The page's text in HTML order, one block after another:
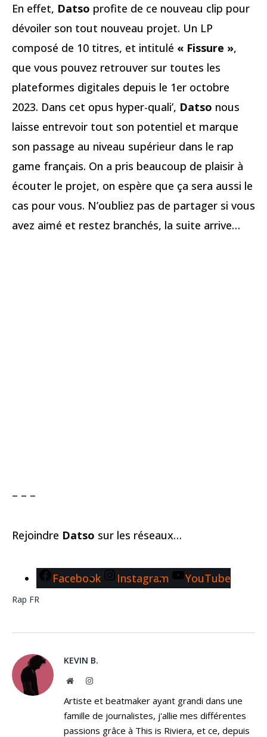
En effet, Datso profite de ce nouveau clip pour
dévoiler son tout nouveau projet. Un LP
composé de 10 titres, et intitulé « Fissure »,
que vous pouvez retrouver sur toutes les
plateformes digitales depuis le 1er octobre
2023. Dans cet opus hyper-quali’, Datso nous
laisse entrevoir tout son potentiel et marque
son passage au niveau supérieur dans le rap
game français. On a pris beaucoup de plaisir à
écouter le projet, on espère que ça sera aussi le
cas pour vous. N’oubliez pas de partager si vous
avez aimé et restez branchés, la suite arrive…
– – –
Rejoindre Datso sur les réseaux…
Facebook Instagram YouTube
Rap FR
KEVIN B.
WebsiteInstagram
Artiste et beatmaker ayant grandi dans une
famille de journalistes, j'allie mes différentes
passions grâce à This is Riviera, et ce, depuis